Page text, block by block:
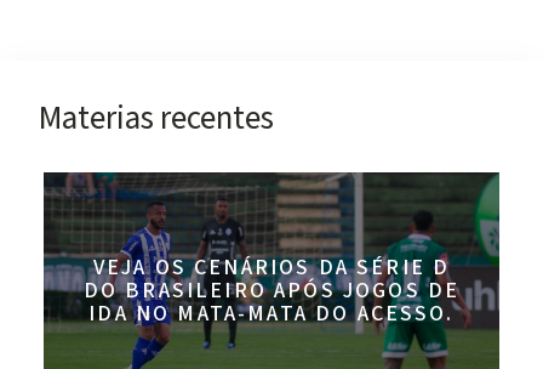
Materias recentes
VEJA OS CENÁRIOS DA SÉRIE D
DO BRASILEIRO APÓS JOGOS DE
IDA NO MATA-MATA DO ACESSO.